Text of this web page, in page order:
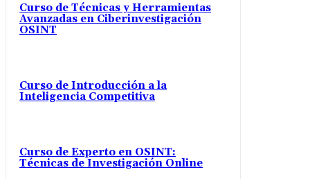
Curso de Técnicas y Herramientas
Avanzadas en Ciberinvestigación
OSINT
Curso de Introducción a la
Inteligencia Competitiva
Curso de Experto en OSINT:
Técnicas de Investigación Online